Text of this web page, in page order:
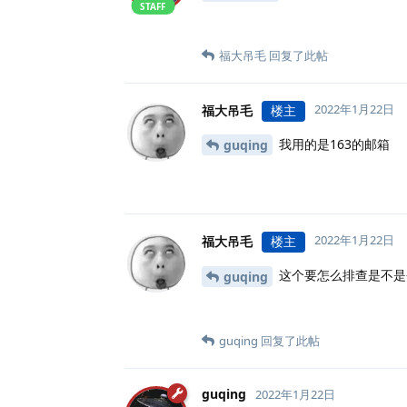
STAFF
福大吊毛 回复了此帖
福大吊毛 楼主 2022年1月22日
guqing 我用的是163的邮箱
福大吊毛 楼主 2022年1月22日
guqing 这个要怎么排查是不
guqing 回复了此帖
guqing 2022年1月22日